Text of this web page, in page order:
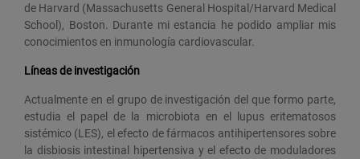
de Harvard (Massachusetts General Hospital/Harvard Medical
School), Boston. Durante mi estancia he podido ampliar mis
conocimientos en inmunología cardiovascular.
Líneas de investigación
Actualmente en el grupo de investigación del que formo parte,
estudia el papel de la microbiota en el lupus eritematosos
sistémico (LES), el efecto de fármacos antihipertensores sobre
la disbiosis intestinal hipertensiva y el efecto de moduladores